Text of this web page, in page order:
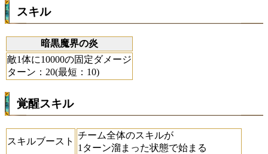
スキル
暗黒魔界の炎
敵1体に10000の固定ダメージ
ターン：20(最短：10)
覚醒スキル
スキルブースト
チーム全体のスキルが
1ターン溜まった状態で始まる